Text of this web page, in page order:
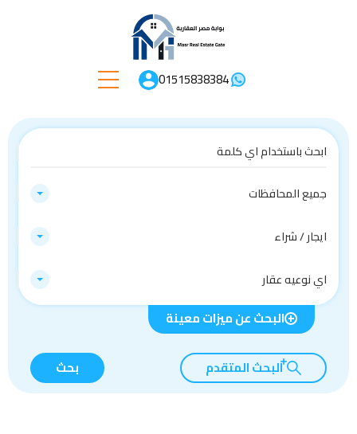
01515838384
جميع المحافظات
ايجار / شراء
اي نوعيه عقار
البحث عن ميزات معينة
البحث المتقدم بحث